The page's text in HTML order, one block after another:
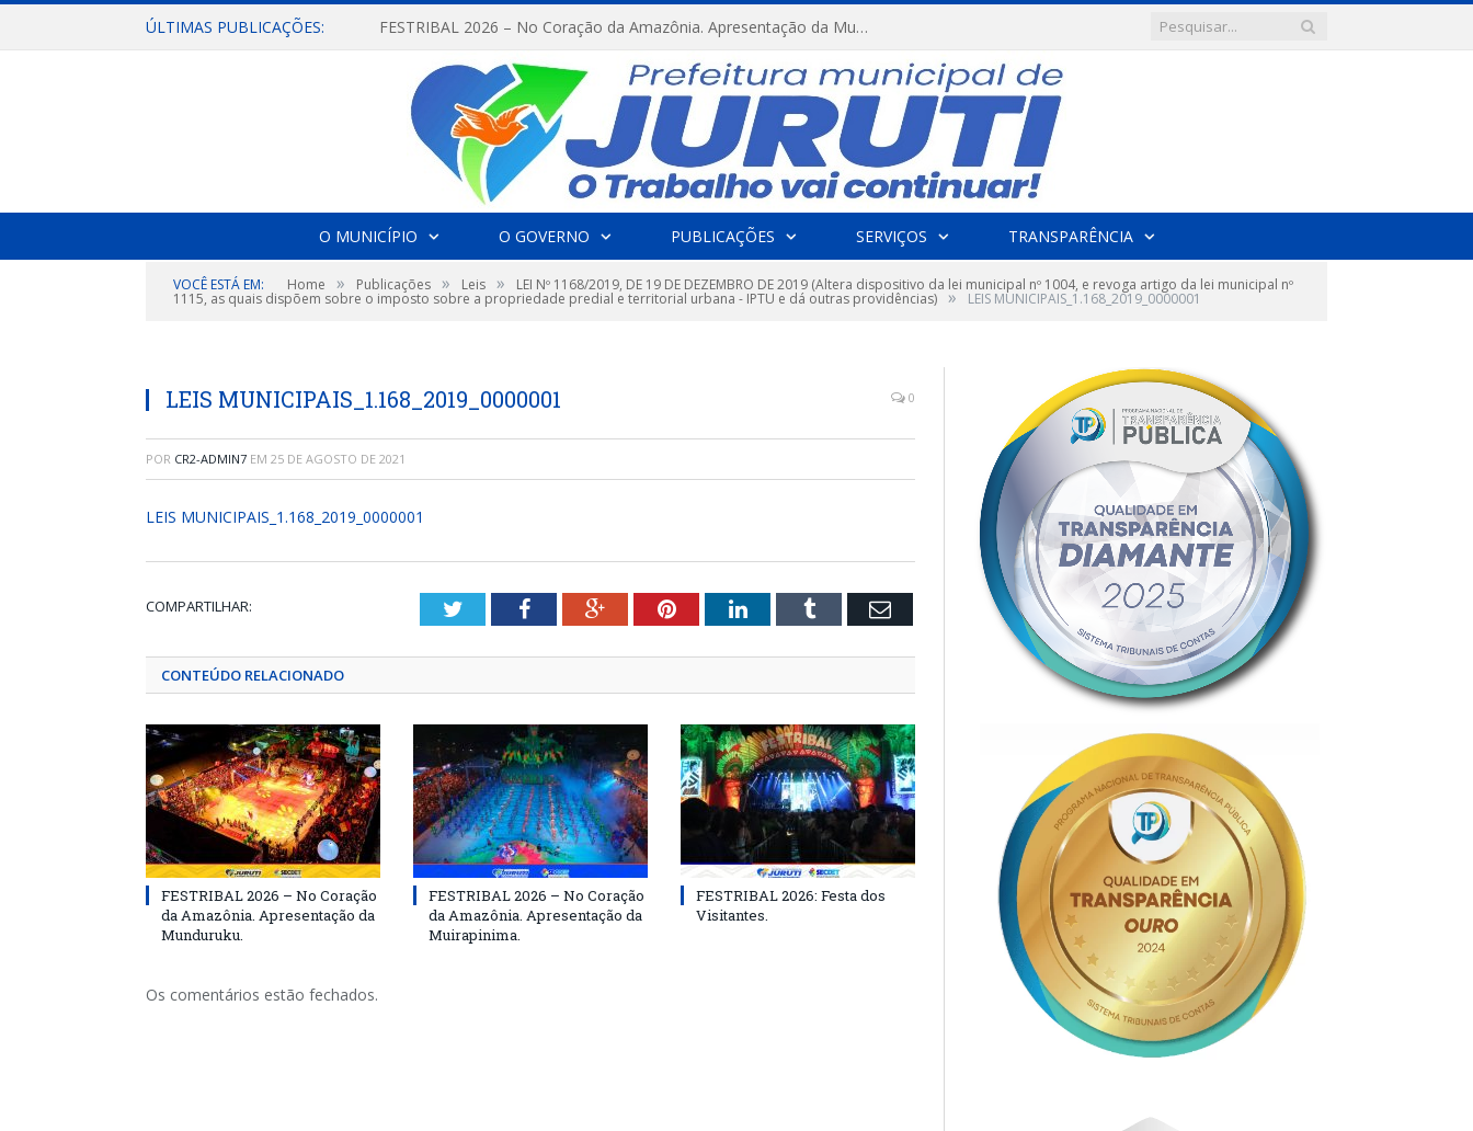
ÚLTIMAS PUBLICAÇÕES: FESTRIBAL 2026 – No Coração da Amazônia. Apresentação da Munduruku.
O MUNICÍPIO O GOVERNO PUBLICAÇÕES SERVIÇOS TRANSPARÊNCIA
VOCÊ ESTÁ EM: Home » Publicações » Leis » LEI Nº 1168/2019, DE 19 DE DEZEMBRO DE 2019 (Altera dispositivo da lei municipal nº 1004, e revoga artigo da lei municipal nº
1115, as quais dispõem sobre o imposto sobre a propriedade predial e territorial urbana - IPTU e dá outras providências) » LEIS MUNICIPAIS_1.168_2019_0000001
LEIS MUNICIPAIS_1.168_2019_0000001 0
POR CR2-ADMIN7 EM 25 DE AGOSTO DE 2021
LEIS MUNICIPAIS_1.168_2019_0000001
COMPARTILHAR: TwitterFacebookGoogle+PinterestLinkedInTumblr Email
CONTEÚDO RELACIONADO
FESTRIBAL 2026 – No Coração
da Amazônia. Apresentação da
Munduruku.
FESTRIBAL 2026 – No Coração
da Amazônia. Apresentação da
Muirapinima.
FESTRIBAL 2026: Festa dos
Visitantes.
Os comentários estão fechados.